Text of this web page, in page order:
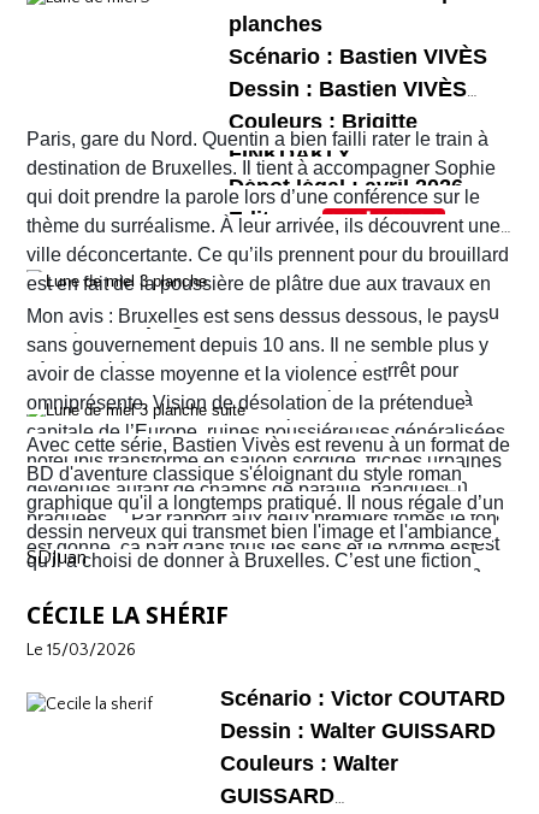
qu’Hérode est prêt à tout pour la séduire. Lors de
la fête organisée pour l'anniversaire d'Hérode,
Salomé danse devant le roi qui, charmé, promet
de lui offrir tout ce qu’elle désire…
son scénario superbement illustré par Eduard
Torrents. Ce nouveau péplum réunit tous les
ingrédients d’une bonne histoire comme Jean
Dufaux en a le secret. Il nous fait partager les
tensions familiales, les rivalités et jalousies
amoureuses, les jeux de pouvoir, les ambitions et
fragilités des uns et des autres. Le récit ne cesse
de nous surprendre et de nous tenir en haleine.
L’ensemble bénéficie de couleurs travaillées et
poussées parBertrand Denoulet qui mettent bien
en lumière les décors et les costumes dont ceux
d'Hérodias et de Salomé.
planches
Scénario : Bastien VIVÈS
Dessin : Bastien VIVÈS
Couleurs : Brigitte
FINKDAKLY
Dépot légal : avril 2026
Editeur :
Format normal
EAN/ISBN : 978-2-203-29047-1
Nombre de pages : 48
Paris, gare du Nord. Quentin a bien failli rater le train à
destination de Bruxelles. Il tient à accompagner Sophie
qui doit prendre la parole lors d’une conférence sur le
thème du surréalisme. À leur arrivée, ils découvrent une
ville déconcertante. Ce qu’ils prennent pour du brouillard
est en fait de la poussière de plâtre due aux travaux en
cours un peu partout dans la ville. Quant au tramway ou
au métro qu’ils pensaient prendre pour rejoindre leur
hôtel situé à Ixelles, ils sont eux aussi à l’arrêt pour
cause de travaux. Finalement, ils décident d’y aller à
pied. Sur leur route, Quentin découvre la librairie
d’occasion Pêle-mêle. Il propose à Sophie d’y jeter un
coup d’œil mais les ennuis vont vite commencer. En
réalité c’est la ville entière qui semble être tombée dans
une violence sans nom. C'est véritablement le Far West
avec son lot d’insécurité et d’anarchie. Il y a même un
shérif !
Mon avis : Bruxelles est sens dessus dessous, le pays
sans gouvernement depuis 10 ans. Il ne semble plus y
avoir de classe moyenne et la violence est
omniprésente. Vision de désolation de la prétendue
capitale de l’Europe, ruines poussiéreuses généralisées,
hôtel Ibis transformé en saloon sordide, friches urbaines
devenues autant de champs de bataille, banques
braquées… Par rapport aux deux premiers tomes le ton
est donné, ça part dans tous les sens et le rythme est
plus que soutenu de bout en bout. Sophie et Quentin
vont devoir faire face à une situation totalement confuse
vont rapidement se découvrir as de la gâchette, surtout
Sophie. Un album, on peut le dire, surréaliste.
Avec cette série, Bastien Vivès est revenu à un format de
BD d'aventure classique s'éloignant du style roman
graphique qu'il a longtemps pratiqué. Il nous régale d’un
dessin nerveux qui transmet bien l'image et l'ambiance
qu'il a choisi de donner à Bruxelles. C’est une fiction
Bruxelles de 2026 telle que perçue par nombre de ses
habitants !
SDJuan
CÉCILE LA SHÉRIF
Le 15/03/2026
Scénario : Victor COUTARD
Dessin : Walter GUISSARD
Couleurs : Walter
GUISSARD